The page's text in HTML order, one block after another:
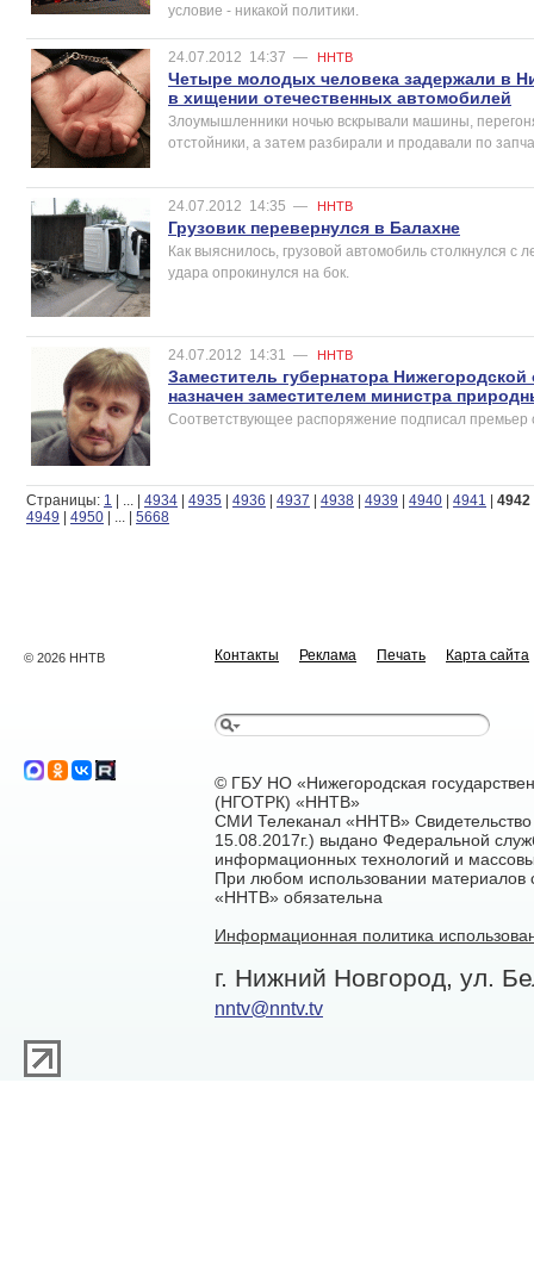
условие - никакой политики.
24.07.2012 14:37 — ННТВ
Четыре молодых человека задержали в
в хищении отечественных автомобилей
Злоумышленники ночью вскрывали машины,
отстойники, а затем разбирали и продавали по
24.07.2012 14:35 — ННТВ
Грузовик перевернулся в Балахне
Как выяснилось, грузовой автомобиль столкнулся с
удара опрокинулся на бок.
24.07.2012 14:31 — ННТВ
Заместитель губернатора
назначен заместителем министра
Соответствующее распоряжение подписал
Страницы: 1 | | 4934 | 4935 | 4936 | 4937 | 4938 | 4939 | 4940 | 4941 | 4942
4949 | 4950 | | 5668
© 2026 ННТВ Контакты Реклама Печать Карта сайта
© ГБУ НО «Нижегородская
(НГОТРК) «ННТВ»
СМИ Телеканал «ННТВ»
15.08.2017г.) выдано Федеральной
информационных технологий и
При любом использовании материалов
«ННТВ» обязательна
Информационная политика
г. Нижний Новгород, ул.
nntv@nntv.tv